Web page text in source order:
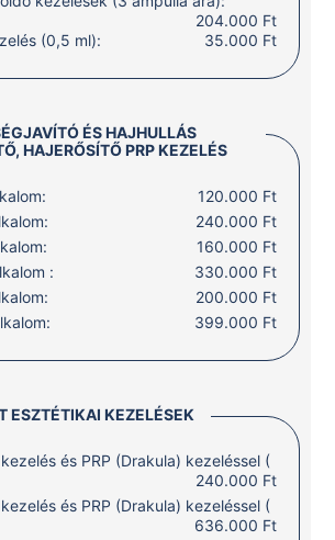
204.000 Ft
(0,5 ml):
35.000 Ft
ÉS HAJHULLÁS
HAJERŐSÍTŐ PRP KEZELÉS
120.000 Ft
240.000 Ft
160.000 Ft
:
330.000 Ft
200.000 Ft
399.000 Ft
ESZTÉTIKAI KEZELÉSEK
és PRP (Drakula) kezeléssel (
240.000 Ft
és PRP (Drakula) kezeléssel (
636.000 Ft